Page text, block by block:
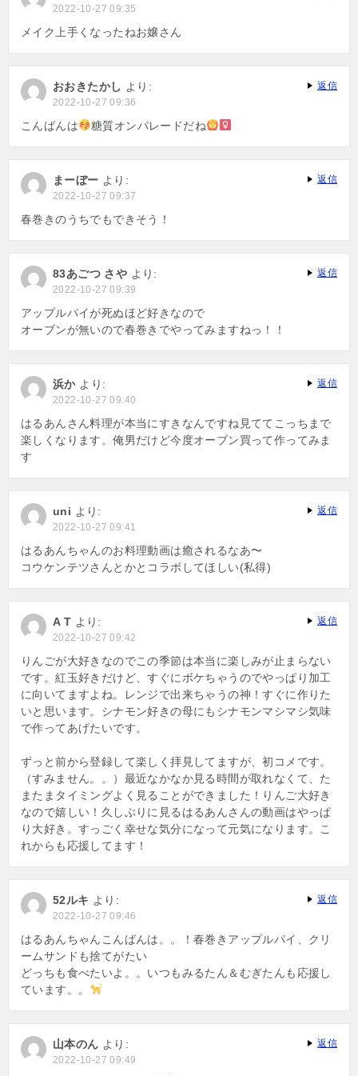
2022-10-27 09:35
メイク上手くなったねお嬢さん
おおきたかし より:
2022-10-27 09:36
こんばんは 糖質オンパレードだね
返信
まーぼー より:
2022-10-27 09:37
春巻きのうちでもできそう！
返信
83あごつ さや より:
2022-10-27 09:39
アップルパイが死ぬほど好きなので
オーブンが無いので春巻きでやってみますねっ！！
返信
浜か より:
2022-10-27 09:40
はるあんさん料理が本当にすきなんですね見ててこっちまで
楽しくなります。俺男だけど今度オーブン買って作ってみま
す
返信
uni より:
2022-10-27 09:41
はるあんちゃんのお料理動画は癒されるなあ〜
コウケンテツさんとかとコラボしてほしい(私得)
返信
A T より:
2022-10-27 09:42
りんごが大好きなのでこの季節は本当に楽しみが止まらない
です。紅玉好きだけど、すぐにボケちゃうのでやっぱり加工
に向いてますよね。レンジで出来ちゃうの神！すぐに作りた
いと思います。シナモン好きの母にもシナモンマシマシ気味
で作ってあげたいです。
ずっと前から登録して楽しく拝見してますが、初コメです。
（すみません。。）最近なかなか見る時間が取れなくて、た
またまタイミングよく見ることができました！りんご大好き
なので嬉しい！久しぶりに見るはるあんさんの動画はやっぱ
り大好き。すっごく幸せな気分になって元気になります。こ
れからも応援してます！
返信
52ルキ より:
2022-10-27 09:46
はるあんちゃんこんばんは。。！春巻きアップルパイ、クリ
ームサンドも捨てがたい
どっちも食べたいよ。。いつもみるたん＆むぎたんも応援し
ています。。
返信
山本のん より:
2022-10-27 09:49
返信